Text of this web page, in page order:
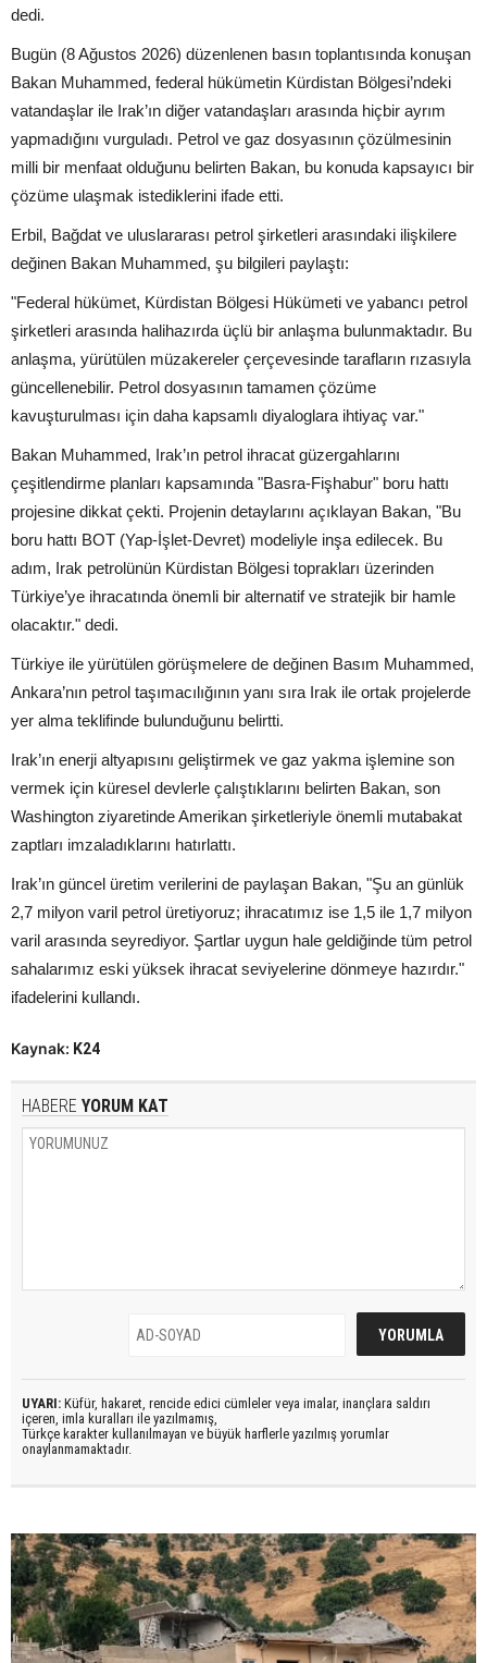
dedi.
Bugün (8 Ağustos 2026) düzenlenen basın toplantısında konuşan
Bakan Muhammed, federal hükümetin Kürdistan Bölgesi’ndeki
vatandaşlar ile Irak’ın diğer vatandaşları arasında hiçbir ayrım
yapmadığını vurguladı. Petrol ve gaz dosyasının çözülmesinin
milli bir menfaat olduğunu belirten Bakan, bu konuda kapsayıcı bir
çözüme ulaşmak istediklerini ifade etti.
Erbil, Bağdat ve uluslararası petrol şirketleri arasındaki ilişkilere
değinen Bakan Muhammed, şu bilgileri paylaştı:
"Federal hükümet, Kürdistan Bölgesi Hükümeti ve yabancı petrol
şirketleri arasında halihazırda üçlü bir anlaşma bulunmaktadır. Bu
anlaşma, yürütülen müzakereler çerçevesinde tarafların rızasıyla
güncellenebilir. Petrol dosyasının tamamen çözüme
kavuşturulması için daha kapsamlı diyaloglara ihtiyaç var."
Bakan Muhammed, Irak’ın petrol ihracat güzergahlarını
çeşitlendirme planları kapsamında "Basra-Fişhabur" boru hattı
projesine dikkat çekti. Projenin detaylarını açıklayan Bakan, "Bu
boru hattı BOT (Yap-İşlet-Devret) modeliyle inşa edilecek. Bu
adım, Irak petrolünün Kürdistan Bölgesi toprakları üzerinden
Türkiye’ye ihracatında önemli bir alternatif ve stratejik bir hamle
olacaktır." dedi.
Türkiye ile yürütülen görüşmelere de değinen Basım Muhammed,
Ankara’nın petrol taşımacılığının yanı sıra Irak ile ortak projelerde
yer alma teklifinde bulunduğunu belirtti.
Irak’ın enerji altyapısını geliştirmek ve gaz yakma işlemine son
vermek için küresel devlerle çalıştıklarını belirten Bakan, son
Washington ziyaretinde Amerikan şirketleriyle önemli mutabakat
zaptları imzaladıklarını hatırlattı.
Irak’ın güncel üretim verilerini de paylaşan Bakan, "Şu an günlük
2,7 milyon varil petrol üretiyoruz; ihracatımız ise 1,5 ile 1,7 milyon
varil arasında seyrediyor. Şartlar uygun hale geldiğinde tüm petrol
sahalarımız eski yüksek ihracat seviyelerine dönmeye hazırdır."
ifadelerini kullandı.
Kaynak: K24
HABERE YORUM KAT
UYARI: Küfür, hakaret, rencide edici cümleler veya imalar, inançlara saldırı
içeren, imla kuralları ile yazılmamış,
Türkçe karakter kullanılmayan ve büyük harflerle yazılmış yorumlar
onaylanmamaktadır.